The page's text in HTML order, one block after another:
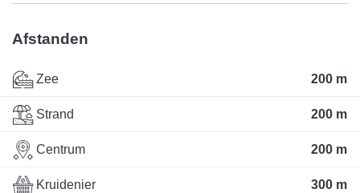
Afstanden
Zee 200 m
Strand 200 m
Centrum 200 m
Kruidenier 300 m